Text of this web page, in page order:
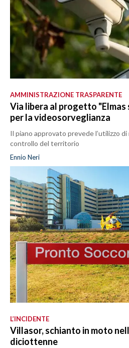
AMMINISTRAZIONE TRASPARENTE
Via libera al progetto "Elmas
per la videosorveglianza
Il piano approvato prevede l’utilizzo
controllo del territorio
Ennio Neri
L’INCIDENTE
Villasor, schianto in moto
diciottenne